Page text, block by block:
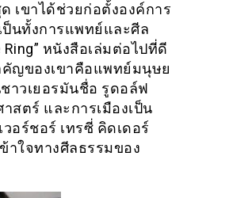
เขาได้ช่วยก่อตั้งองค์การ
ป็นทั้งการแพทย์และศีล
หนังสือเล่มต่อไปที่ดี
คัญของเขาคือแพทย์มนุษย
าวเยอรมันชื่อ รูดอล์ฟ
สตร์ และการเมืองเป็น
อร์ชอร์ เทรซี่ คิดเดอร์
าใจทางศีลธรรมของ